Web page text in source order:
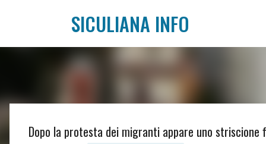
SICULIANA INFO
Dopo la protesta dei migranti appare uno striscione